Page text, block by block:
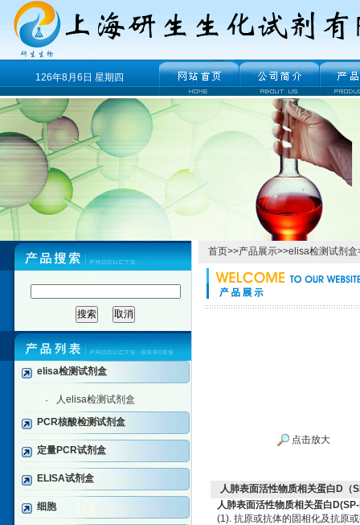
126年8月6日 星期四
elisa检测试剂盒
·
人elisa检测试剂盒
PCR核酸检测试剂盒
定量PCR试剂盒
ELISA试剂盒
细胞
首页>>产品展示>>elisa检测试剂盒
点击放大
人肺表面活性物质相关蛋白D（
人肺表面活性物质相关蛋白
(1). 抗原或抗体的固相化及抗原